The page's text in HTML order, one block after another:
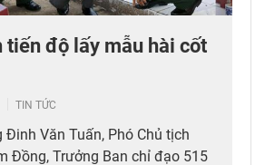
tiến độ lấy mẫu hài cốt
TIN TỨC
Đinh Văn Tuấn, Phó Chủ tịch
Đồng, Trưởng Ban chỉ đạo 515